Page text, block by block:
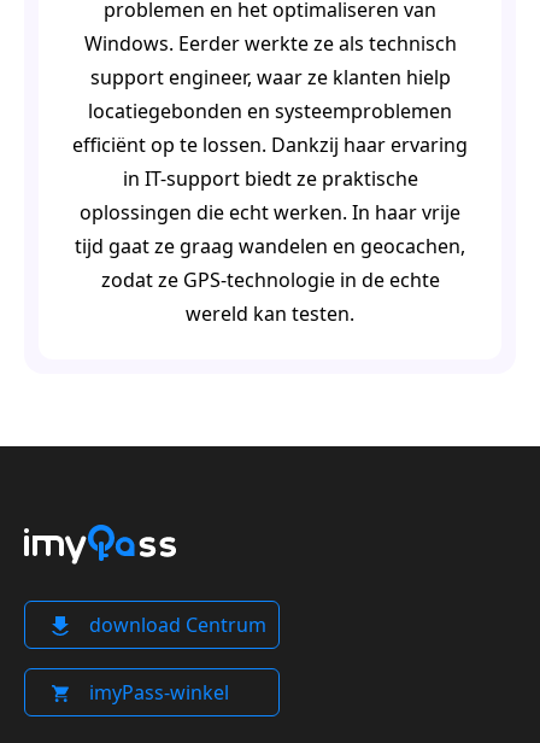
problemen en het optimaliseren van
Windows. Eerder werkte ze als technisch
support engineer, waar ze klanten hielp
locatiegebonden en systeemproblemen
efficiënt op te lossen. Dankzij haar ervaring
in IT-support biedt ze praktische
oplossingen die echt werken. In haar vrije
tijd gaat ze graag wandelen en geocachen,
zodat ze GPS‑technologie in de echte
wereld kan testen.
download Centrum
imyPass-winkel